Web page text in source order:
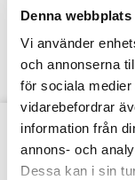
Denna
Vi använder
och annonserna
för sociala
vidarebefordrar
information från
annons- och
Dessa kan i sin